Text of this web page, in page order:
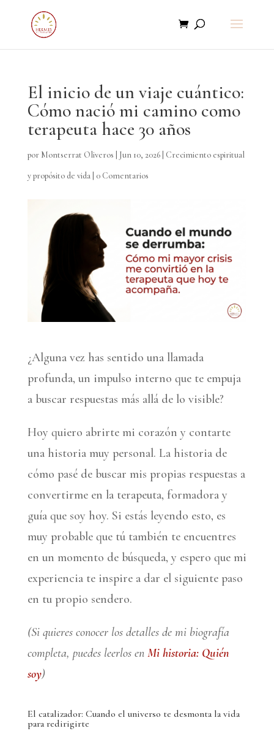
El inicio de un viaje cuántico:
Cómo nació mi camino como
terapeuta hace 30 años
por Montserrat Oliveros Jun 10, 2026| Crecimiento espiritual
y propósito de vida| 0 Comentarios
¿Alguna vez has sentido una llamada
profunda, un impulso interno que te empuja
a buscar respuestas más allá de lo visible?
Hoy quiero abrirte mi corazón y contarte
una historia muy personal. La historia de
cómo pasé de buscar mis propias respuestas a
convertirme en la terapeuta, formadora y
guía que soy hoy. Si estás leyendo esto, es
muy probable que tú también te encuentres
en un momento de búsqueda, y espero que mi
experiencia te inspire a dar el siguiente paso
en tu propio sendero.
(Si quieres conocer los detalles de mi biografía
completa, puedes leerlos en Mi historia: Quién
soy)
El catalizador: Cuando el universo te desmonta la vida
para redirigirte